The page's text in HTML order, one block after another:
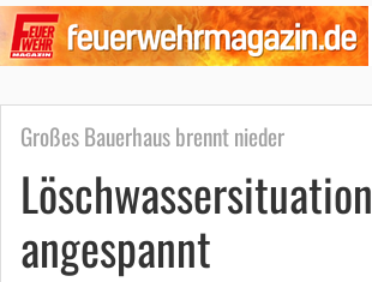
Großes Bauerhaus brennt nieder
Löschwassersituation
angespannt